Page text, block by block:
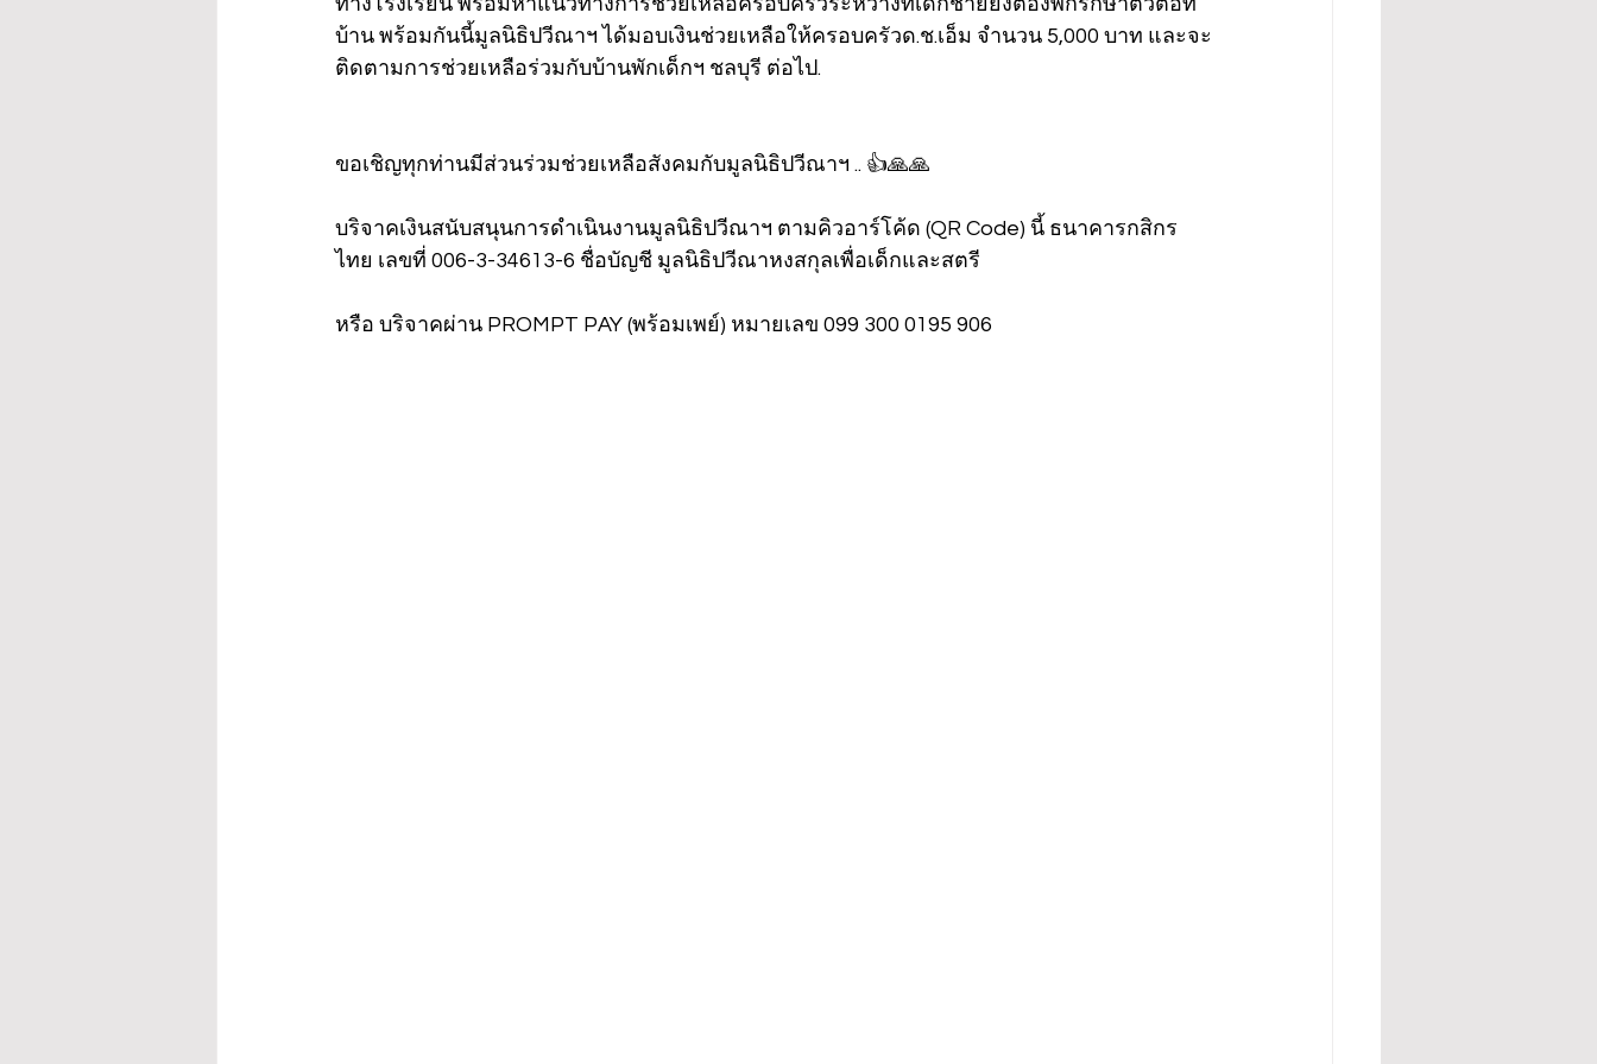
บ้าน พร้อมกันนี้มูลนิธิปวีณาฯ ได้มอบเงินช่วยเหลือให้ครอบครัวด.ช.เอ็ม จำนวน 5,000 บาท และจะ
ติดตามการช่วยเหลือร่วมกับบ้านพักเด็กฯ ชลบุรี ต่อไป.
ขอเชิญทุกท่านมีส่วนร่วมช่วยเหลือสังคมกับมูลนิธิปวีณาฯ .. 👍🙏🙏
บริจาคเงินสนับสนุนการดำเนินงานมูลนิธิปวีณาฯ ตามคิวอาร์โค้ด (QR Code) นี้ ธนาคารกสิกร
ไทย เลขที่ 006-3-34613-6 ชื่อบัญชี มูลนิธิปวีณาหงสกุลเพื่อเด็กและสตรี
หรือ บริจาคผ่าน PROMPT PAY (พร้อมเพย์) หมายเลข 099 300 0195 906